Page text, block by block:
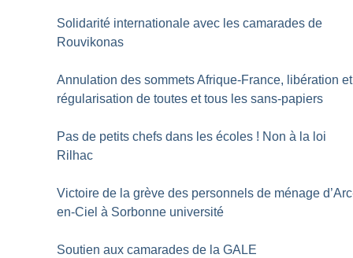
Solidarité internationale avec les camarades de
Rouvikonas
Annulation des sommets Afrique-France, libération et
régularisation de toutes et tous les sans-papiers
Pas de petits chefs dans les écoles ! Non à la loi
Rilhac
Victoire de la grève des personnels de ménage
en-Ciel à Sorbonne université
Soutien aux camarades de la GALE